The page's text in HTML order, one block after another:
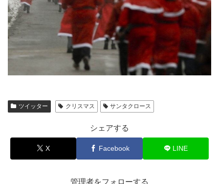
ツイッター クリスマス サンタクロース
シェアする
X Facebook LINE
管理者をフォローする